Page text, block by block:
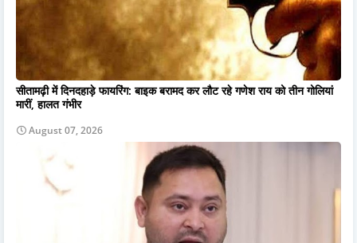
सीतामढ़ी में दिनदहाड़े फायरिंग: बाइक बरामद कर लौट रहे गणेश राय को तीन गोलियां
मारीं, हालत गंभीर
August 07, 2026